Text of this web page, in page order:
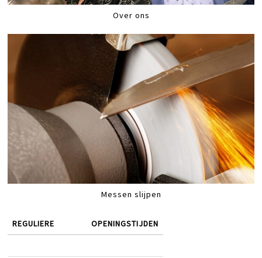
Over ons
Messen slijpen
REGULIERE OPENINGSTIJDEN